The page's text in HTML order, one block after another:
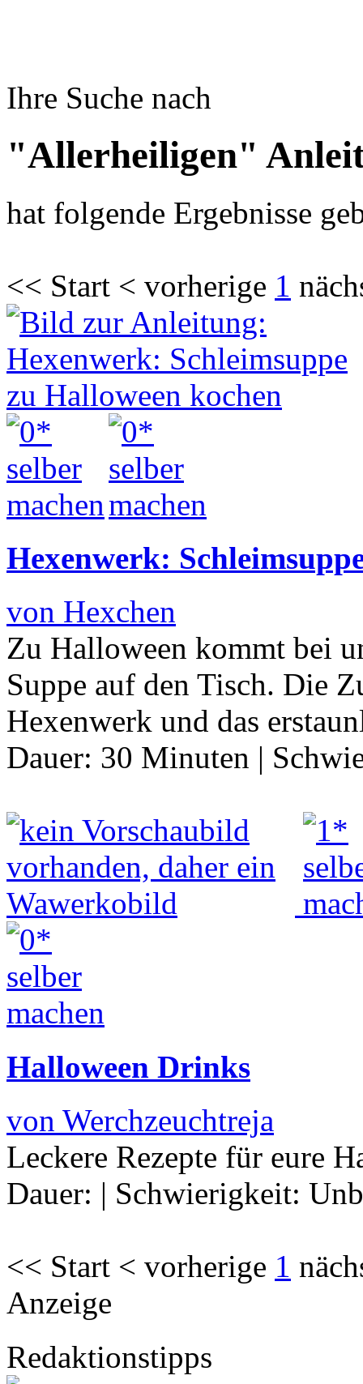
Ihre Suche nach
"Allerheiligen"
hat folgende Ergebnisse
<< Start < vorherige 1
Hexenwerk:
von Hexchen
Zu Halloween kommt bei
Suppe auf den Tisch. Die
Hexenwerk und das
Dauer: 30 Minuten |
Halloween Drinks
von Werchzeuchtreja
Leckere Rezepte für eure
Dauer: | Schwierigkeit:
<< Start < vorherige 1
Anzeige
Redaktionstipps